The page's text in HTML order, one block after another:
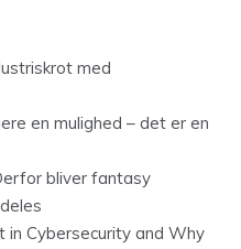
med
en mulighed – det er en
bliver fantasy
Cybersecurity and Why